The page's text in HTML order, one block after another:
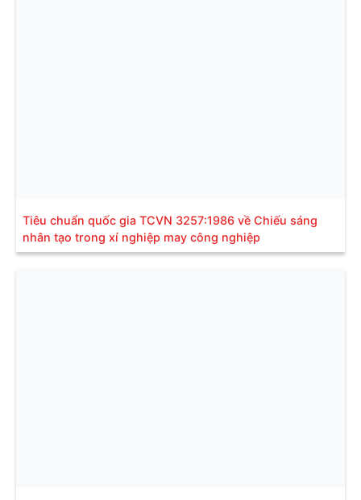
Tiêu chuẩn quốc gia TCVN 3257:1986 về Chiếu sáng
nhân tạo trong xí nghiệp may công nghiệp